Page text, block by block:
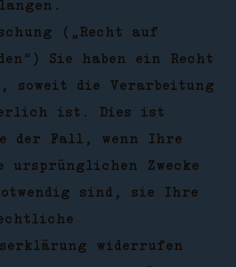
(„Recht auf
Sie haben ein Recht
soweit die Verarbeitung
ist. Dies ist
der Fall, wenn Ihre
ursprünglichen Zwecke
sind, sie Ihre
widerrufen